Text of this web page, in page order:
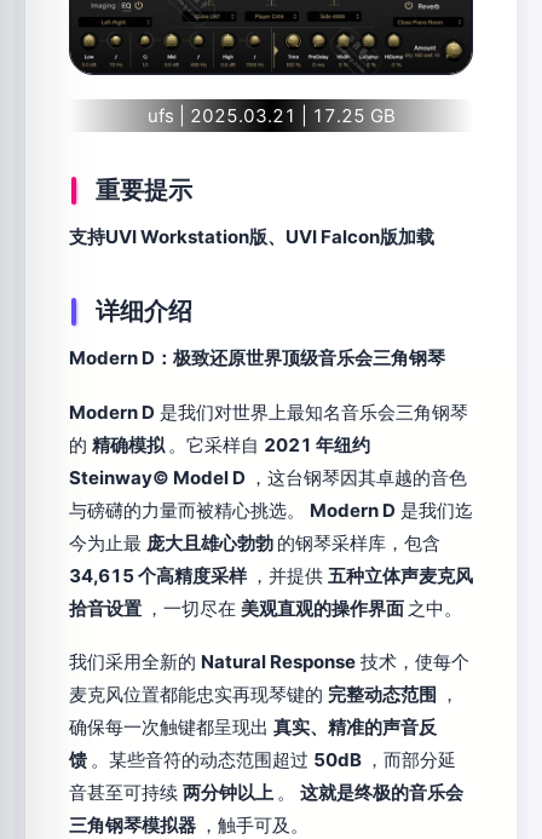
ufs | 2025.03.21 | 17.25 GB
重要提示
支持UVI Workstation版、UVI Falcon版加载
详细介绍
Modern D：极致还原世界顶级音乐会三角钢琴
Modern D 是我们对世界上最知名音乐会三角钢琴
的 精确模拟 。它采样自 2021 年纽约
Steinway© Model D ，这台钢琴因其卓越的音色
与磅礴的力量而被精心挑选。 Modern D 是我们迄
今为止最 庞大且雄心勃勃 的钢琴采样库，包含
34,615 个高精度采样 ，并提供 五种立体声麦克风
拾音设置 ，一切尽在 美观直观的操作界面 之中。
我们采用全新的 Natural Response 技术，使每个
麦克风位置都能忠实再现琴键的 完整动态范围 ，
确保每一次触键都呈现出 真实、精准的声音反
馈。某些音符的动态范围超过 50dB ，而部分延
音甚至可持续 两分钟以上 。 这就是终极的音乐会
三角钢琴模拟器 ，触手可及。